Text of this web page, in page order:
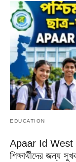
EDUCATION
Apaar Id West
শিক্ষার্থীদের জন্য